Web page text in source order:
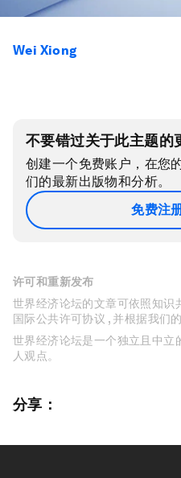
Wei Xiong
不要错过关于此主题的
创建一个免费账户，在您
们的最新出版物和分析。
免费注
许可和重新发布
世界经济论坛的文章可依照知
国际公共许可协议 , 并根据我们
世界经济论坛是一个独立且中立
人观点。
分享：